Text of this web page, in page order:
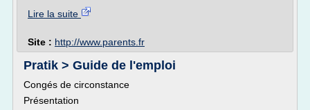
Lire la suite
Site : http://www.parents.fr
Pratik > Guide de l'emploi
Congés de circonstance
Présentation